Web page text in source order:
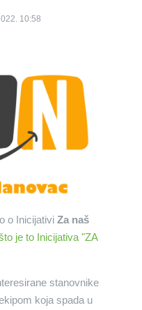
10:58
o Inicijativi Za naš
je to Inicijativa "ZA
stanovnike
koja spada u